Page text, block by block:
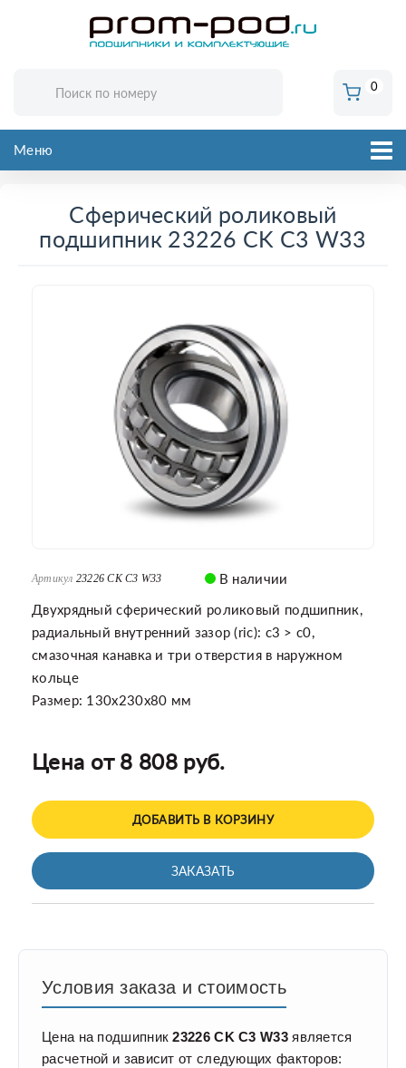
0
Меню
Сферический роликовый
подшипник 23226 CK C3 W33
Артикул 23226 CK C3 W33
В наличии
Двухрядный сферический роликовый подшипник,
радиальный внутренний зазор (ric): c3 > c0,
смазочная канавка и три отверстия в наружном
кольце
Размер: 130x230x80 мм
Цена от 8 808 руб.
ДОБАВИТЬ В КОРЗИНУ
ЗАКАЗАТЬ
Условия заказа и стоимость
Цена на подшипник23226 CK C3 W33является
расчетной и зависит от следующих факторов: